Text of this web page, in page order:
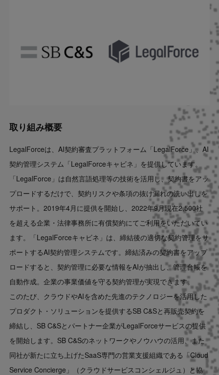
取り組み概要
LegalForceは、AI契約審査プラットフォーム「LegalForce」、AI
契約管理システム「LegalForceキャビネ」を提供しています。
「LegalForce」は自然言語処理等の技術を活用し、契約書をアッ
プロードするだけで、契約リスクや条項の抜け漏れの洗い出しを
サポート。2019年4月に提供を開始し、2022年9月現在2,500社
を超える企業・法律事務所に有償契約にてご利用をいただいてい
ます。「LegalForceキャビネ」は、締結後の適切な契約管理をサ
ポートするAI契約管理システムです。締結済みの契約書をアップ
ロードすると、契約管理に必要な情報をAIが抽出し、管理台帳を
自動作成。企業の事業価値を守る契約管理が実現できます。
このたび、クラウドやAIを含めた先進のテクノロジーを活用した
プロダクト・ソリューションを提供するSB C&Sと再販売契約を
締結し、SB C&Sとパートナー企業がLegalForceサービスの提供
を開始します。SB C&Sのネットワークやノウハウの活用、また
同社が新たに立ち上げたSaaS専門の営業支援組織である「Cloud
Service Concierge」（クラウドサービスコンシェルジュ）と協